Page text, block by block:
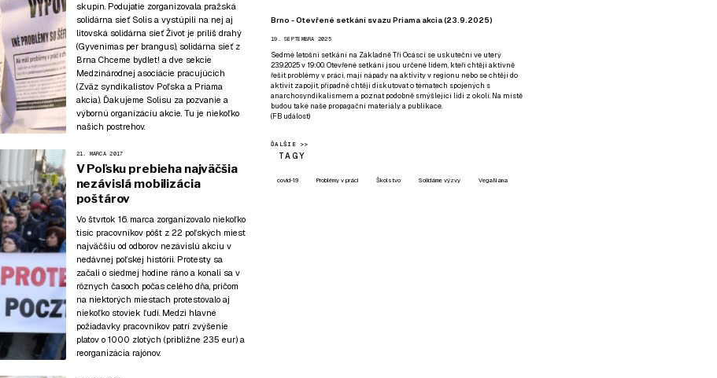
skupín. Podujatie zorganizovala pražská
solidárna sieť Solis a vystúpili na nej aj
litovská solidárna sieť Život je príliš drahý
(Gyvenimas per brangus), solidárna sieť z
Brna Chceme bydlet! a dve sekcie
Medzinárodnej asociácie pracujúcich
(Zväz syndikalistov Poľska a Priama
akcia). Ďakujeme Solisu za pozvanie a
výbornú organizáciu akcie. Tu je niekoľko
našich postrehov.
21. MARCA 2017
V Poľsku prebieha najväčšia
nezávislá mobilizácia
poštárov
Vo štvrtok 16. marca zorganizovalo niekoľko
tisíc pracovníkov pôšt z 22 poľských miest
najväčšiu od odborov nezávislú akciu v
nedávnej poľskej histórii. Protesty sa
začali o siedmej hodine ráno a konali sa v
rôznych časoch počas celého dňa, pričom
na niektorých miestach protestovalo aj
niekoľko stoviek ľudí. Medzi hlavné
požiadavky pracovníkov patrí zvýšenie
platov o 1000 zlotých (približne 235 eur) a
reorganizácia rajónov.
Brno - Otevřené setkání svazu Priama akcia (23.9.2025)
19. SEPTEMBRA 2025
Sedmé letošní setkání na Základně Tři Ocásci se uskuteční ve uterý
23.9.2025 v 19:00. Otevřené setkání jsou určené lidem, kteří chtějí aktivně
řešit problémy v práci, mají nápady na aktivity v regionu nebo se chtějí do
aktivit zapojit, případně chtějí diskutovat o tématech spojených s
anarchosyndikalismem a poznat podobně smýšlející lidi z okolí. Na místě
budou také naše propagační materiály a publikace.
(FB událost)
ĎALŠIE >>
TAGY
covid-19 Problémy v práci Školstvo Solidárne výzvy VegaNana